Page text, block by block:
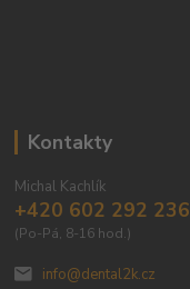
Kontakty
Michal Kachlík
+420 602 292 236
(Po-Pá, 8-16 hod.)
info@dental2k.cz